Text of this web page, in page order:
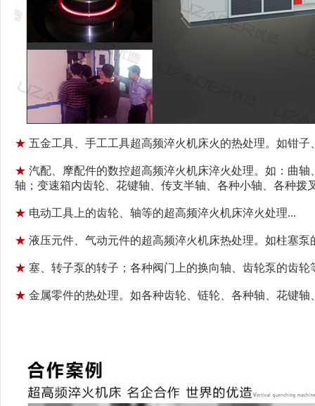
★ 五金工具、手工工具超高频淬火机床火的热处理。如钳子
★ 汽配、摩配件的数控超高频淬火机床淬火处理。如：曲
轴；变速箱内齿轮、花键轴、传支半轴、各种小轴、各种拨
★ 电动工具上的齿轮、轴等的超高频淬火机床淬火处理...
★ 液压元件、气动元件的超高频淬火机床热处理。如柱塞泵
★ 塞、转子泵的转子；各种阀门上的换向轴、齿轮泵的齿
★ 金属零件的热处理。如各种齿轮、链轮、各种轴、花键